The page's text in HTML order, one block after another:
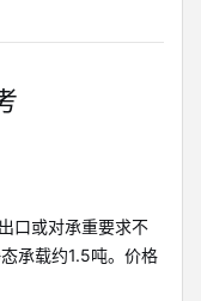
口或对承重要求不
承载约1.5吨。价格